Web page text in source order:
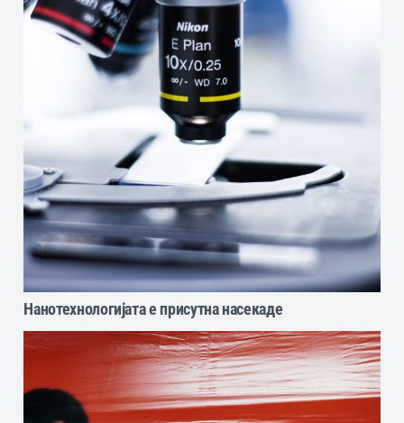
Нанотехнологијата е присутна насекаде